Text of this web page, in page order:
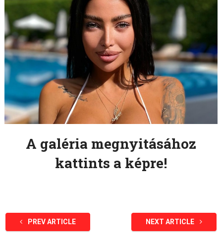
A galéria megnyitásához
kattints a képre!
PREV ARTICLE NEXT ARTICLE